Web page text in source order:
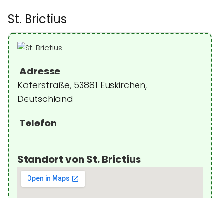
St. Brictius
Adresse
Käferstraße, 53881 Euskirchen,
Deutschland
Telefon
Standort von St. Brictius